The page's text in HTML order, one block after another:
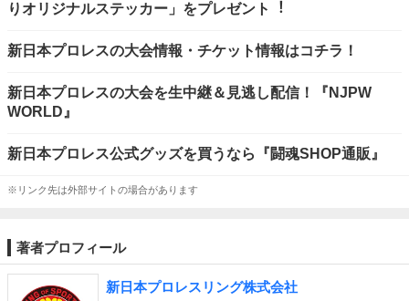
りオリジナルステッカー」をプレゼント︕
新日本プロレスの大会情報・チケット情報はコチラ！
新日本プロレスの大会を生中継＆見逃し配信！『NJPW
WORLD』
新日本プロレス公式グッズを買うなら『闘魂SHOP通販』
※リンク先は外部サイトの場合があります
著者プロフィール
新日本プロレスリング株式会社